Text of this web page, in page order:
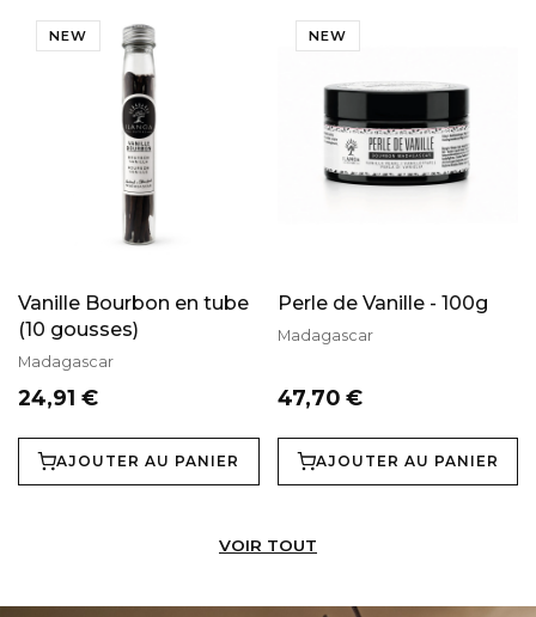
NEW
Vanille Bourbon en tube
(10 gousses)
Madagascar
24,91 €
AJOUTER AU PANIER
NEW
Perle de Vanille - 100g
Madagascar
47,70 €
AJOUTER AU PANIER
VOIR TOUT